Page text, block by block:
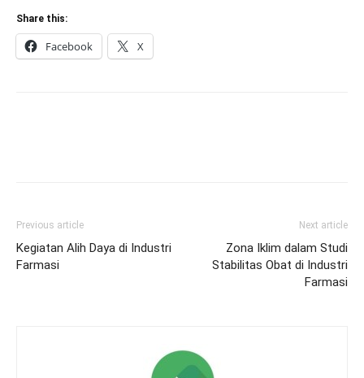
Share this:
Facebook X
Previous article
Kegiatan Alih Daya di Industri
Farmasi
Next article
Zona Iklim dalam Studi
Stabilitas Obat di Industri
Farmasi